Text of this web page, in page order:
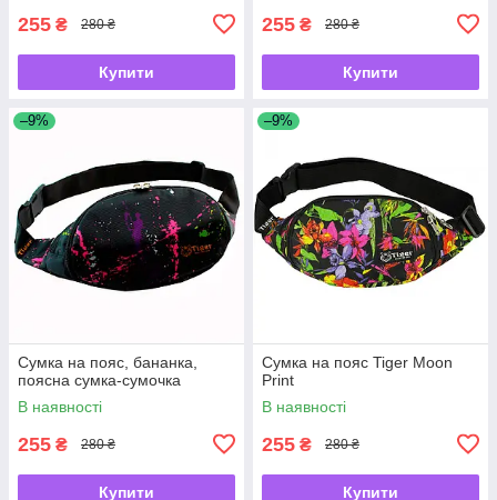
255 ₴ 280 ₴
Купити
255 ₴ 280 ₴
Купити
–9%
Сумка на пояс, бананка,
поясна сумка-сумочка
В наявності
255 ₴ 280 ₴
Купити
–9%
Сумка на пояс Tiger Moon
Print
В наявності
255 ₴ 280 ₴
Купити